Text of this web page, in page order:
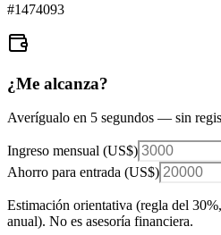
#1474093
¿Me alcanza?
Averígualo en 5 segundos — sin
Ingreso mensual (US$)
Ahorro para entrada (US$)
Estimación orientativa (regla del 30%
anual). No es asesoría financiera.